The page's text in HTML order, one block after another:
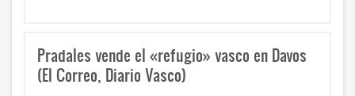
Pradales vende el «refugio» vasco en Davos
(El Correo, Diario Vasco)